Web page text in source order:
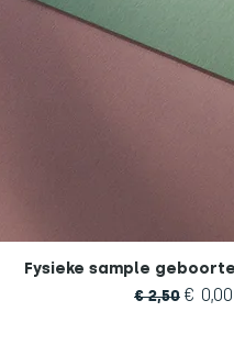
Fysieke sample
Normale
€ 2,50 € 0,00